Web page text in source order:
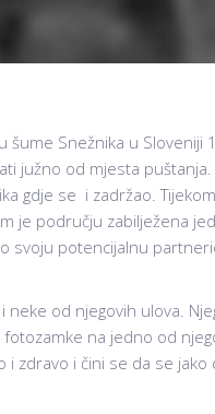
Snežnika u Sloveniji
južno od mjesta
gdje se i zadržao.
je području zabilježena
svoju potencijalnu
od njegovih ulova.
na jedno od
i zdravo i čini se da se